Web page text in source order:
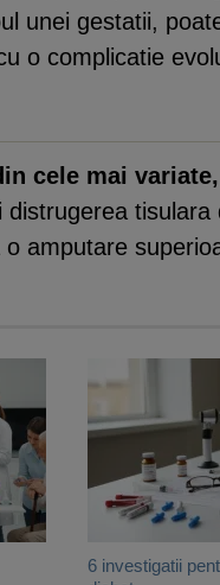
unei gestatii,
o complicatie
cele mai variate,
amputare
6 investigatii